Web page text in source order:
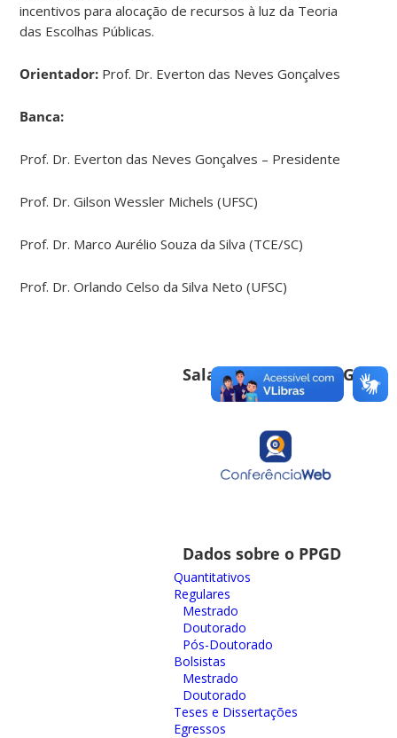
incentivos para alocação de recursos à luz da Teoria
das Escolhas Públicas.
Orientador: Prof. Dr. Everton das Neves Gonçalves
Banca:
Prof. Dr. Everton das Neves Gonçalves – Presidente
Prof. Dr. Gilson Wessler Michels (UFSC)
Prof. Dr. Marco Aurélio Souza da Silva (TCE/SC)
Prof. Dr. Orlando Celso da Silva Neto (UFSC)
Sala de Reuniões PPGD
Dados sobre o PPGD
Quantitativos
Regulares
Mestrado
Doutorado
Pós-Doutorado
Bolsistas
Mestrado
Doutorado
Teses e Dissertações
Egressos